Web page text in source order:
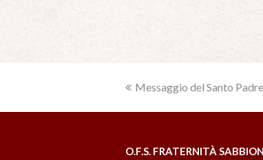
previous
Messaggio del Santo
O.F.S. FRATERNITÀ